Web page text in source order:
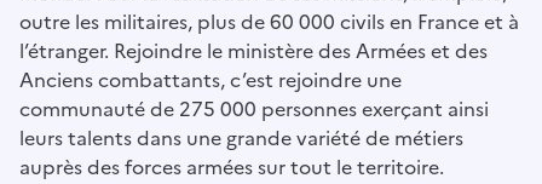
outre les militaires, plus de 60 000 civils en France et à
l’étranger. Rejoindre le ministère des Armées et des
Anciens combattants, c’est rejoindre une
communauté de 275 000 personnes exerçant ainsi
leurs talents dans une grande variété de métiers
auprès des forces armées sur tout le territoire.